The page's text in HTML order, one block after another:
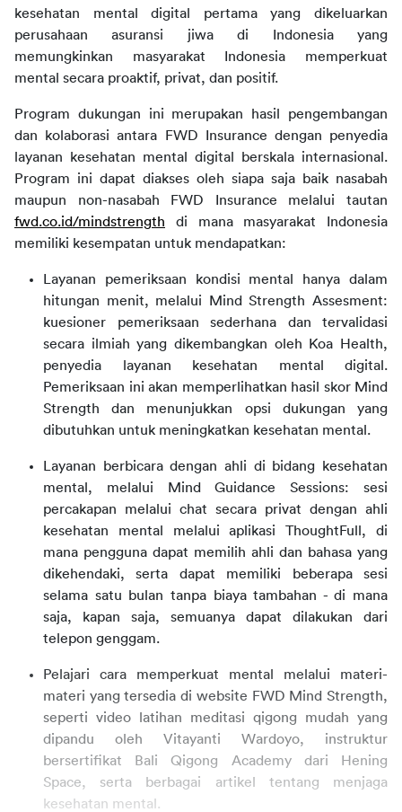
kesehatan mental digital pertama yang dikeluarkan
perusahaan asuransi jiwa di Indonesia yang
memungkinkan masyarakat Indonesia memperkuat
mental secara proaktif, privat, dan positif.
Program dukungan ini merupakan hasil pengembangan
dan kolaborasi antara FWD Insurance dengan penyedia
layanan kesehatan mental digital berskala internasional.
Program ini dapat diakses oleh siapa saja baik nasabah
maupun non-nasabah FWD Insurance melalui tautan
fwd.co.id/mindstrength di mana masyarakat Indonesia
memiliki kesempatan untuk mendapatkan:
Layanan pemeriksaan kondisi mental hanya dalam
hitungan menit, melalui Mind Strength Assesment:
kuesioner pemeriksaan sederhana dan tervalidasi
secara ilmiah yang dikembangkan oleh Koa Health,
penyedia layanan kesehatan mental digital.
Pemeriksaan ini akan memperlihatkan hasil skor Mind
Strength dan menunjukkan opsi dukungan yang
dibutuhkan untuk meningkatkan kesehatan mental.
Layanan berbicara dengan ahli di bidang kesehatan
mental, melalui Mind Guidance Sessions: sesi
percakapan melalui chat secara privat dengan ahli
kesehatan mental melalui aplikasi ThoughtFull, di
mana pengguna dapat memilih ahli dan bahasa yang
dikehendaki, serta dapat memiliki beberapa sesi
selama satu bulan tanpa biaya tambahan - di mana
saja, kapan saja, semuanya dapat dilakukan dari
telepon genggam.
Pelajari cara memperkuat mental melalui materi-
materi yang tersedia di website FWD Mind Strength,
seperti video latihan meditasi qigong mudah yang
dipandu oleh Vitayanti Wardoyo, instruktur
bersertifikat Bali Qigong Academy dari Hening
Space, serta berbagai artikel tentang menjaga
kesehatan mental.